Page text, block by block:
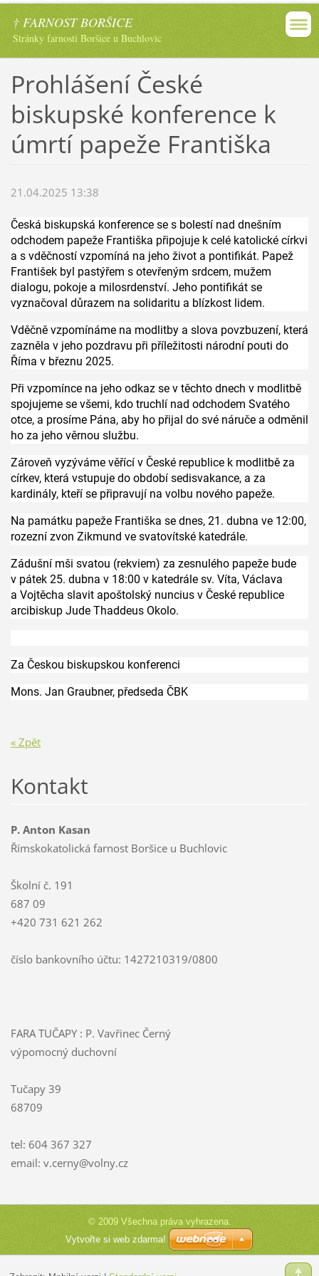
† FARNOST BORŠICE
Stránky farnosti Boršice u Buchlovic
Prohlášení České
biskupské konference k
úmrtí papeže Františka
21.04.2025 13:38
Česká biskupská konference se s bolestí nad dnešním
odchodem papeže Františka připojuje k celé katolické církvi
a s vděčností vzpomíná na jeho život a pontifikát. Papež
František byl pastýřem s otevřeným srdcem, mužem
dialogu, pokoje a milosrdenství. Jeho pontifikát se
vyznačoval důrazem na solidaritu a blízkost lidem.
Vděčně vzpomínáme na modlitby a slova povzbuzení, která
zazněla v jeho pozdravu při příležitosti národní pouti do
Říma v březnu 2025.
Při vzpomínce na jeho odkaz se v těchto dnech v modlitbě
spojujeme se všemi, kdo truchlí nad odchodem Svatého
otce, a prosíme Pána, aby ho přijal do své náruče a odměnil
ho za jeho věrnou službu.
Zároveň vyzýváme věřící v České republice k modlitbě za
církev, která vstupuje do období sedisvakance, a za
kardinály, kteří se připravují na volbu nového papeže.
Na památku papeže Františka se dnes, 21. dubna ve 12:00,
rozezní zvon Zikmund ve svatovítské katedrále.
Zádušní mši svatou (rekviem) za zesnulého papeže bude
v pátek 25. dubna v 18:00 v katedrále sv. Víta, Václava
a Vojtěcha slavit apoštolský nuncius v České republice
arcibiskup Jude Thaddeus Okolo.
Za Českou biskupskou konferenci
Mons. Jan Graubner, předseda ČBK
« Zpět
Kontakt
P. Anton Kasan
Římskokatolická farnost Boršice u Buchlovic
Školní č. 191
687 09
+420 731 621 262
číslo bankovního účtu: 1427210319/0800
FARA TUČAPY : P. Vavřinec Černý
výpomocný duchovní
Tučapy 39
68709
tel: 604 367 327
email: v.cerny@volny.cz
© 2009 Všechna práva vyhrazena.
Vytvořte si web zdarma!